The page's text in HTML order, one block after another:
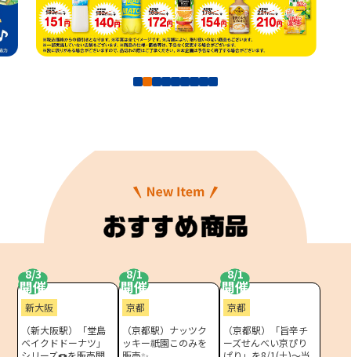
キャンペーン・ニュース
楽天市場
特産品や名産品たちを産地からみなさまのもとへお届けするサ
イトです。
JR東海MARKET
楽天市場
auPayマーケット
8/3
開催
新大阪
（新大阪駅）「堂島
ベイクドドーナツ」
8/1
開催
京都
（京都駅）ナッツク
ッキー祇園このみを
8/1
開催
京都
（京都駅）「旨辛チ
ーズせんべい京ぴり